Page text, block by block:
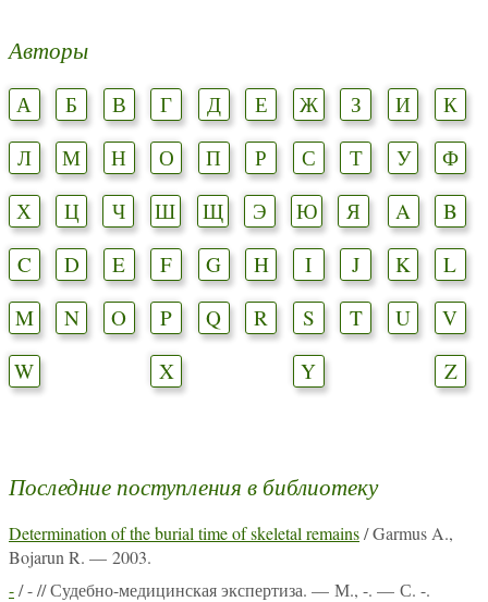
Авторы
А Б В Г Д Е Ж З И
К
Л
М Н О П Р С Т У
Ф
Х
Ц Ч Ш Щ Э Ю Я A
B
C
D E F G H I J K
L
M
N O P Q R S T U
V
W
X Y Z
Последние поступления в библиотеку
Determination of the burial time of skeletal remains/ Garmus A.,
Bojarun R. — 2003.
-/ - // Судебно-медицинская экспертиза. — М., -. — С. -.